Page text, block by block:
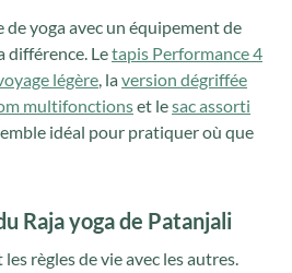
de yoga avec un équipement de
Letapis Performance 4
légère, laversion dégriffée
multifonctionset lesac assorti
idéal pour pratiquer où que
Raja yoga de Patanjali
les règles de vie avec les autres.